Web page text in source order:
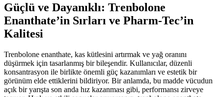
Güçlü ve Dayanıklı: Trenbolone
Enanthate’in Sırları ve Pharm-Tec’in
Kalitesi
Trenbolone enanthate, kas kütlesini artırmak ve yağ oranını
düşürmek için tasarlanmış bir bileşendir. Kullanıcılar, düzenli
konsantrasyon ile birlikte önemli güç kazanımları ve estetik bir
görünüm elde ettiklerini bildiriyor. Bir anlamda, bu madde vücudun
açık bir yarışta son anda hız kazanması gibi, performansı zirveye